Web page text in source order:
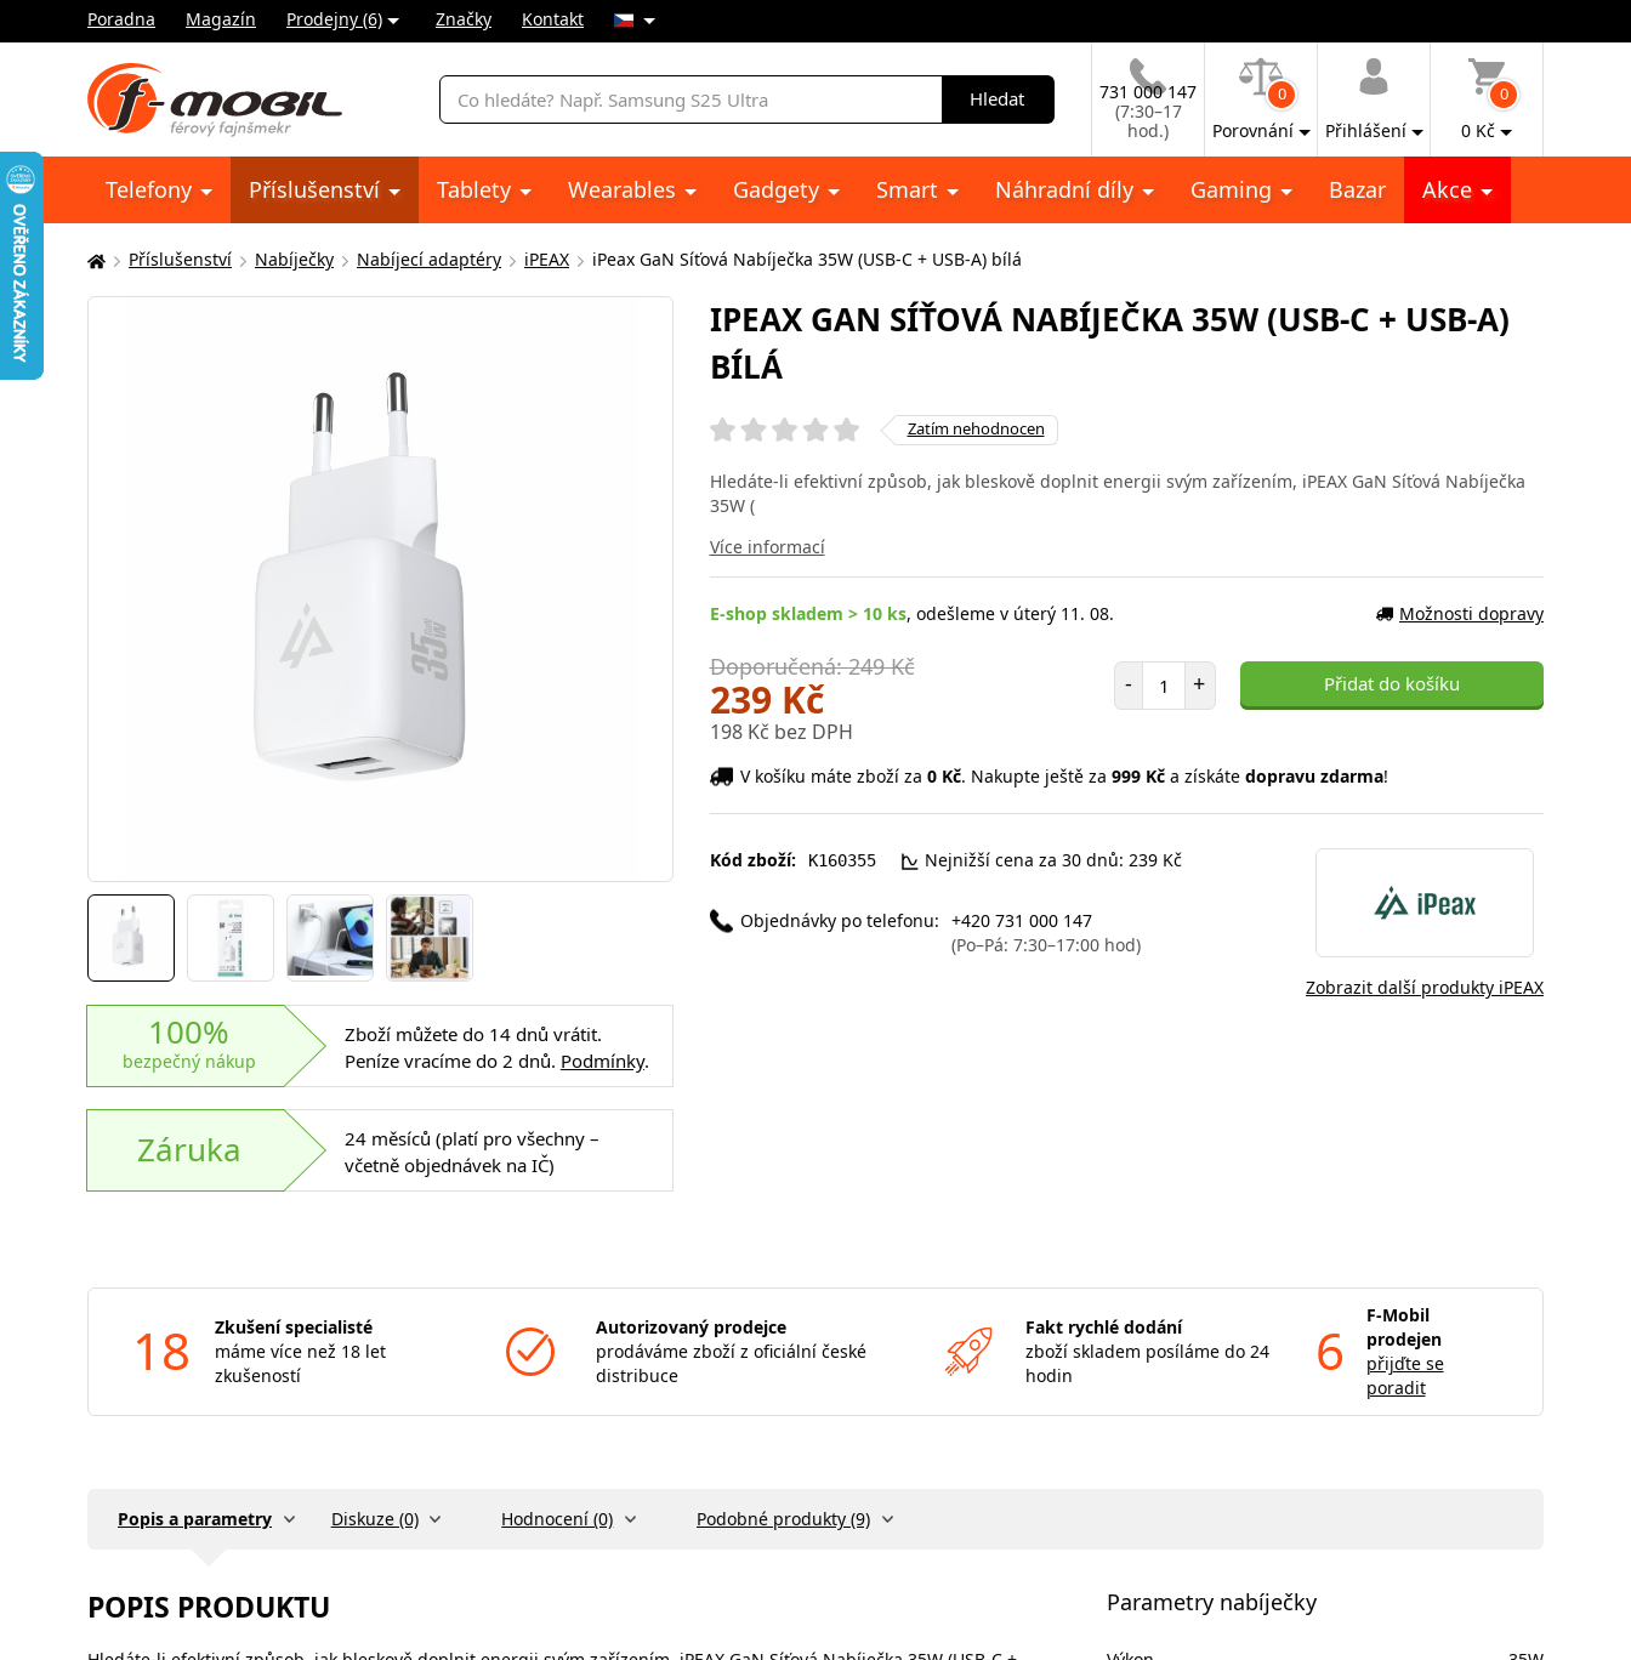
Poradna Magazín Prodejny (6) Značky Kontakt
Vyhledávání
Hledat
731 000 147
(7:30–17
hod.)
0
Porovnání Přihlášení
0
0 Kč
Telefony Příslušenství Tablety Wearables Gadgety Smart Náhradní díly Gaming Bazar Akce
Zde
se
Příslušenství Nabíječky Nabíjecí adaptéry iPEAX iPeax GaN Síťová Nabíječka 35W (USB-C + USB-A) bílá
100%
bezpečný nákup
Zboží můžete do 14 dnů vrátit.
Peníze vracíme do 2 dnů. Podmínky.
Záruka
24 měsíců (platí pro všechny –
včetně objednávek na IČ)
IPEAX GAN SÍŤOVÁ NABÍJEČKA 35W (USB-C + USB-A)
BÍLÁ
Zatím nehodnocen
Hledáte-li efektivní způsob, jak bleskově doplnit energii svým zařízením, iPEAX GaN Síťová Nabíječka
35W (
Více informací
E-shop skladem > 10 ks, odešleme v úterý 11. 08. Možnosti dopravy
Doporučená: 249 Kč
239 Kč
198 Kč bez DPH
- Počet položek
+ Přidat do košíku
V košíku máte zboží za 0 Kč. Nakupte ještě za 999 Kča získáte dopravu zdarma!
Kód zboží: K160355 Nejnižší cena za 30 dnů: 239 Kč
Objednávky po telefonu: +420 731 000 147
(Po–Pá: 7:30–17:00 hod)
Zobrazit další produkty iPEAX
18
Zkušení specialisté
máme více než 18 let
zkušeností
Autorizovaný prodejce
prodáváme zboží z oficiální české
distribuce
Fakt rychlé dodání
zboží skladem posíláme do 24
hodin
6
F-Mobil
prodejen
přijďte se
poradit
Popis a parametry Diskuze (0) Hodnocení (0) Podobné produkty (9)
POPIS PRODUKTU Parametry nabíječky